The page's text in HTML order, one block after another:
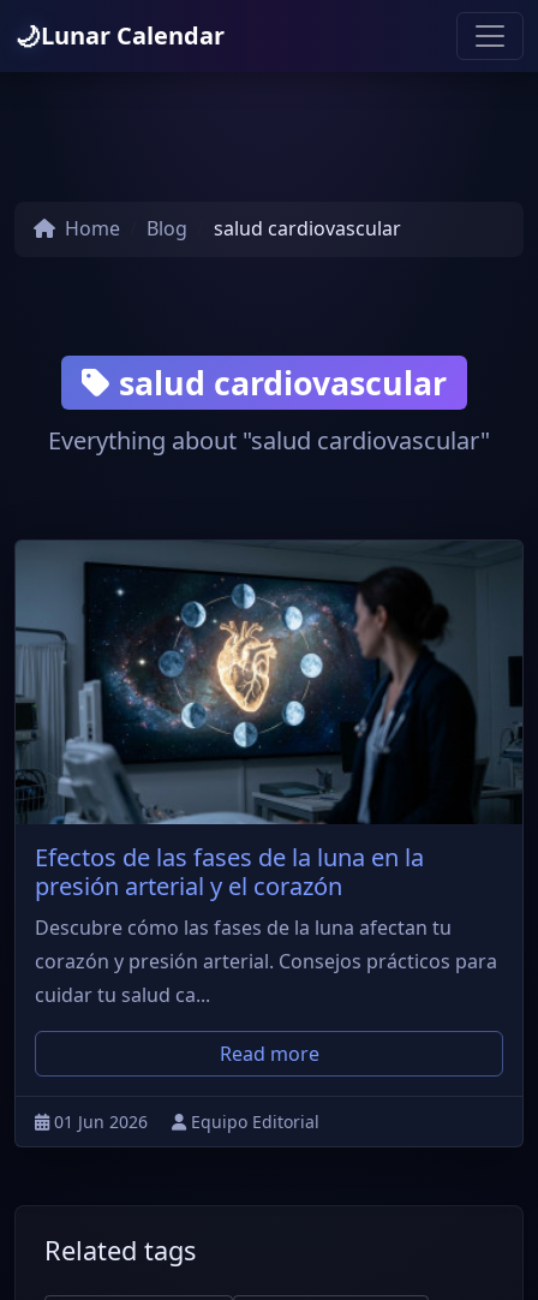
🌙Lunar Calendar
Home Blog salud cardiovascular
salud cardiovascular
Everything about "salud cardiovascular"
Efectos de las fases de la luna en la
presión arterial y el corazón
Descubre cómo las fases de la luna afectan tu
corazón y presión arterial. Consejos prácticos para
cuidar tu salud ca...
Read more
01 Jun 2026 Equipo Editorial
Related tags